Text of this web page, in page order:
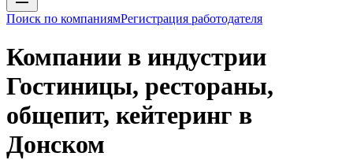
Поиск по компаниямРегистрация работодателя
Компании в индустрии
Гостиницы, рестораны,
общепит, кейтеринг в
Донском